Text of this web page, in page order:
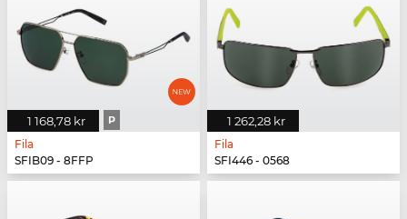
1 168,78 kr P
Fila
SFIB09 - 8FFP
1 262,28 kr
Fila
SFI446 - 0568